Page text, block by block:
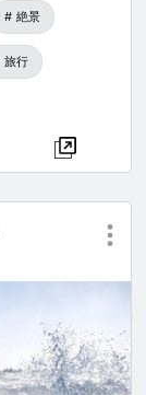
絶景
旅行